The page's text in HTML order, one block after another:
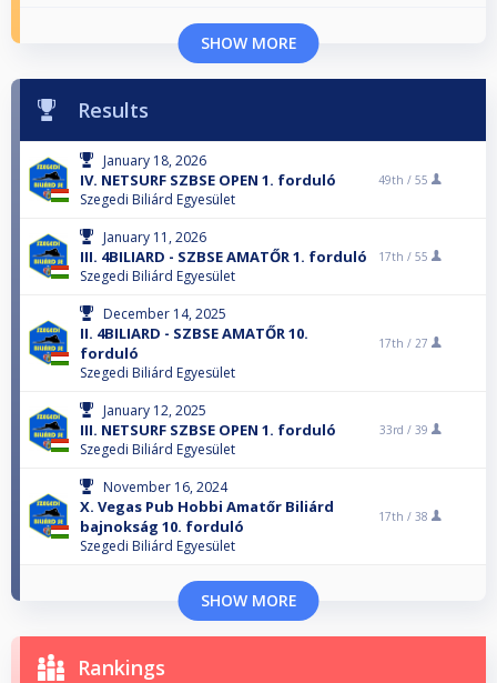
SHOW MORE
Results
January 18, 2026
IV. NETSURF SZBSE OPEN 1. forduló
Szegedi Biliárd Egyesület
49th / 55
January 11, 2026
III. 4BILIARD - SZBSE AMATŐR 1. forduló
Szegedi Biliárd Egyesület
17th / 55
December 14, 2025
II. 4BILIARD - SZBSE AMATŐR 10.
forduló
Szegedi Biliárd Egyesület
17th / 27
January 12, 2025
III. NETSURF SZBSE OPEN 1. forduló
Szegedi Biliárd Egyesület
33rd / 39
November 16, 2024
X. Vegas Pub Hobbi Amatőr Biliárd
bajnokság 10. forduló
Szegedi Biliárd Egyesület
17th / 38
SHOW MORE
Rankings